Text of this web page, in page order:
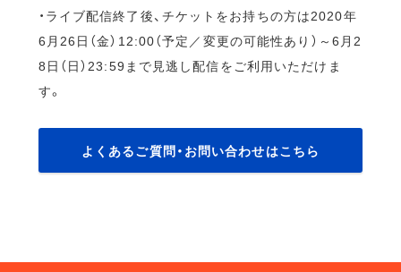
・ライブ配信終了後、チケットをお持ちの方は2020年
6月26日（金）12:00（予定／変更の可能性あり）～6月2
8日（日）23:59まで見逃し配信をご利用いただけま
す。
よくあるご質問・お問い合わせはこちら